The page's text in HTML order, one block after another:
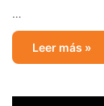
…
Leer más »